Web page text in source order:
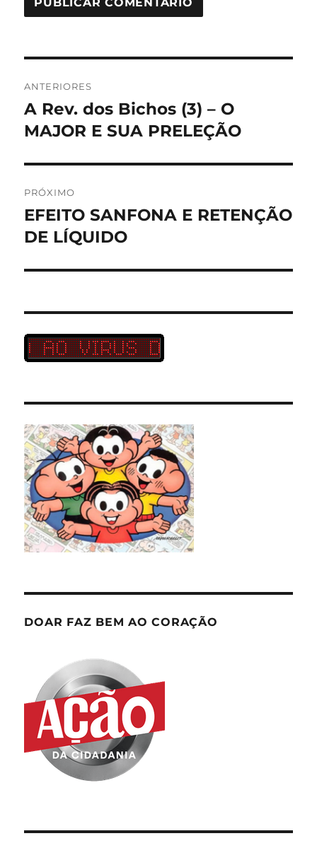
de
Post
ANTERIORES
Post
anterior:
A Rev. dos Bichos (3) – O
MAJOR E SUA PRELEÇÃO
PRÓXIMO
Próximo
post:
EFEITO SANFONA E RETENÇÃO
DE LÍQUIDO
DOAR FAZ BEM AO CORAÇÃO